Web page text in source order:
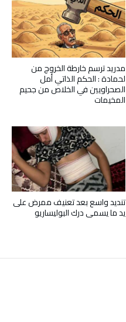
مدريد ترسم خارطة الخروج من
لحمادة : الحكم الذاتي أمل
الصحراويين في الخلاص من جحيم
المخيمات
تنديد واسع بعد تعنيف ممرض على
يد ما يسمى درك البوليساريو